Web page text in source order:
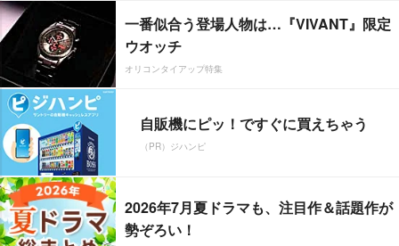
一番似合う登場人物は…『VIVANT』限定
ウオッチ
オリコンタイアップ特集
自販機にピッ！ですぐに買えちゃう
（PR）ジハンピ
2026年7月夏ドラマも、注目作＆話題作が
勢ぞろい！